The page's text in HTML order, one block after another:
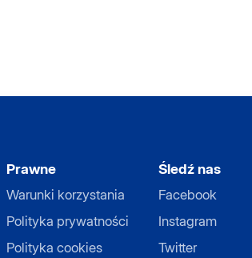
Prawne
Warunki korzystania
Polityka prywatności
Polityka cookies
Śledź nas
Facebook
Instagram
Twitter